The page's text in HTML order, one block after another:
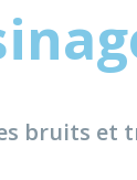
bruits et